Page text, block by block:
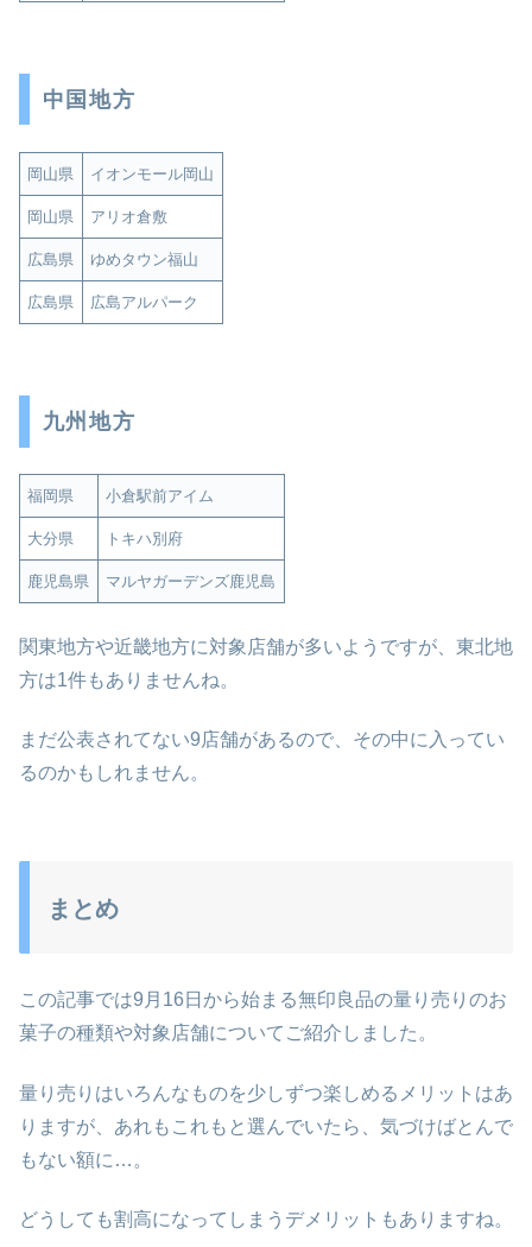
中国地方
岡山県 イオンモール岡山
岡山県 アリオ倉敷
広島県 ゆめタウン福山
広島県 広島アルパーク
九州地方
福岡県 小倉駅前アイム
大分県 トキハ別府
鹿児島県 マルヤガーデンズ鹿児島
関東地方や近畿地方に対象店舗が多いようですが、東北地
方は1件もありませんね。
まだ公表されてない9店舗があるので、その中に入ってい
るのかもしれません。
まとめ
この記事では9月16日から始まる無印良品の量り売りのお
菓子の種類や対象店舗についてご紹介しました。
量り売りはいろんなものを少しずつ楽しめるメリットはあ
りますが、あれもこれもと選んでいたら、気づけばとんで
もない額に…。
どうしても割高になってしまうデメリットもありますね。